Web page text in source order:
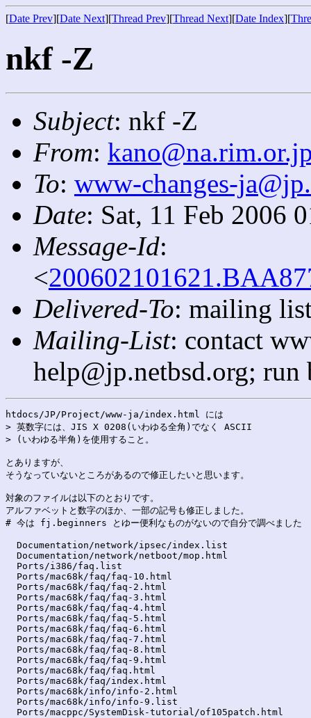
[Date Prev][Date Next][Thread Prev][Thread Next][Date Index][
nkf -Z
Subject: nkf -Z
From:
To: www-changes-
Date: Sat, 11 Feb 2006
Message-Id:
<
Delivered-To: mailing
Mailing-List: contact
help@jp.netbsd.org;
htdocs/JP/Project/www-ja/index.html には
> 英数字には、JIS X 0208(いわゆる全角)でなく ASCII
> (いわゆる半角)を使用すること。
とありますが、
そうなっていないところがあるので修正したいと思います。
対象のファイルは以下のとおりです。
アルファベットと数字のほか、一部の記号も修正しました。
# 今は fj.beginners とゆー便利なものがないので自分で調べました
  Documentation/network/ipsec/index.list
  Documentation/network/netboot/mop.html
  Ports/i386/faq.list
  Ports/mac68k/faq/faq-10.html
  Ports/mac68k/faq/faq-2.html
  Ports/mac68k/faq/faq-3.html
  Ports/mac68k/faq/faq-4.html
  Ports/mac68k/faq/faq-5.html
  Ports/mac68k/faq/faq-6.html
  Ports/mac68k/faq/faq-7.html
  Ports/mac68k/faq/faq-8.html
  Ports/mac68k/faq/faq-9.html
  Ports/mac68k/faq/faq.html
  Ports/mac68k/faq/index.html
  Ports/mac68k/info/info-2.html
  Ports/mac68k/info/info-9.list
  Ports/macppc/SystemDisk-tutorial/of105patch.html